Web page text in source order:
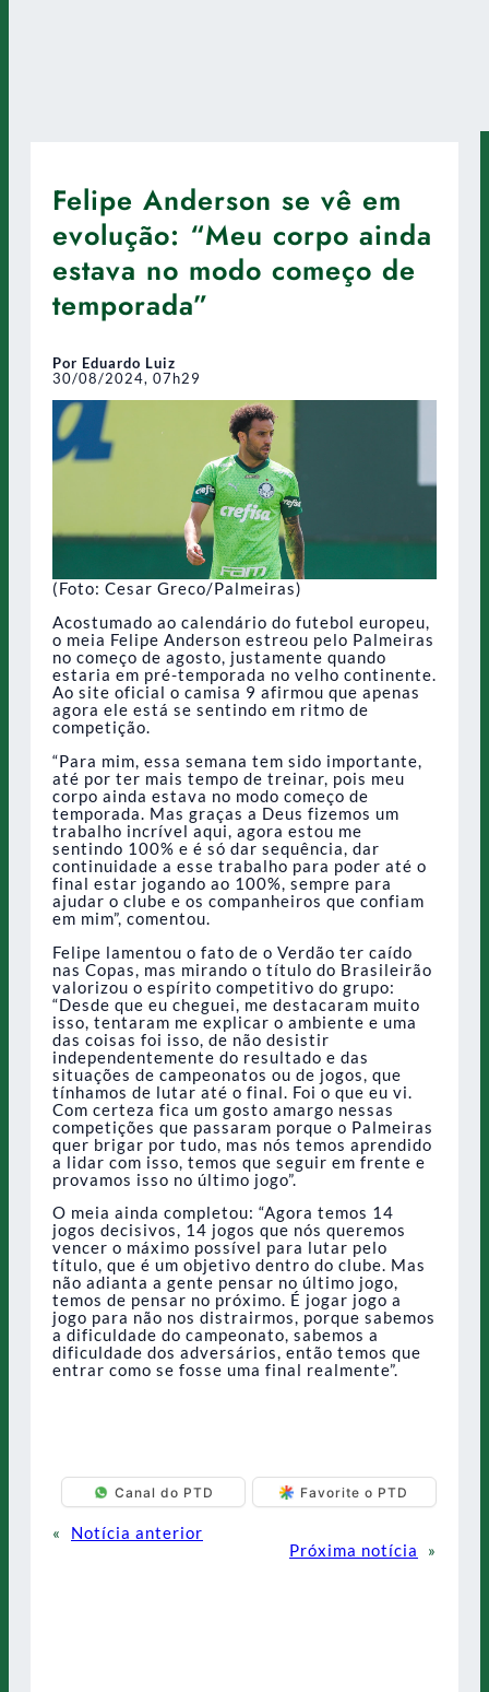
Felipe Anderson se vê em
evolução: “Meu corpo ainda
estava no modo começo de
temporada”
Por Eduardo Luiz
30/08/2024, 07h29
(Foto: Cesar Greco/Palmeiras)
Acostumado ao calendário do futebol europeu,
o meia Felipe Anderson estreou pelo Palmeiras
no começo de agosto, justamente quando
estaria em pré-temporada no velho continente.
Ao site oficial o camisa 9 afirmou que apenas
agora ele está se sentindo em ritmo de
competição.
“Para mim, essa semana tem sido importante,
até por ter mais tempo de treinar, pois meu
corpo ainda estava no modo começo de
temporada. Mas graças a Deus fizemos um
trabalho incrível aqui, agora estou me
sentindo 100% e é só dar sequência, dar
continuidade a esse trabalho para poder até o
final estar jogando ao 100%, sempre para
ajudar o clube e os companheiros que confiam
em mim”, comentou.
Felipe lamentou o fato de o Verdão ter caído
nas Copas, mas mirando o título do Brasileirão
valorizou o espírito competitivo do grupo:
“Desde que eu cheguei, me destacaram muito
isso, tentaram me explicar o ambiente e uma
das coisas foi isso, de não desistir
independentemente do resultado e das
situações de campeonatos ou de jogos, que
tínhamos de lutar até o final. Foi o que eu vi.
Com certeza fica um gosto amargo nessas
competições que passaram porque o Palmeiras
quer brigar por tudo, mas nós temos aprendido
a lidar com isso, temos que seguir em frente e
provamos isso no último jogo”.
O meia ainda completou: “Agora temos 14
jogos decisivos, 14 jogos que nós queremos
vencer o máximo possível para lutar pelo
título, que é um objetivo dentro do clube. Mas
não adianta a gente pensar no último jogo,
temos de pensar no próximo. É jogar jogo a
jogo para não nos distrairmos, porque sabemos
a dificuldade do campeonato, sabemos a
dificuldade dos adversários, então temos que
entrar como se fosse uma final realmente”.
Canal do PTD Favorite o PTD
«
Notícia anterior
Próxima notícia
»